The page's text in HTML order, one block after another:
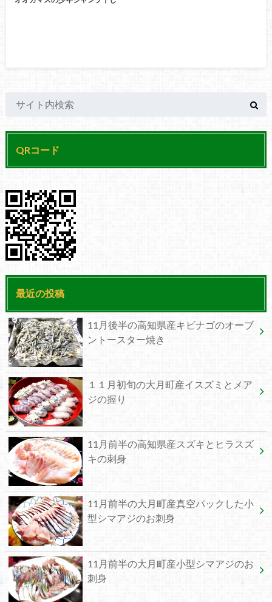
QRコード
最近の投稿
11月後半の高知県産キビナゴのオーブ
ントースター焼き
１１月初旬の大月町産イスズミとメア
ジの握り
11月前半の高知県産スズキとヒラスズ
キの刺身
11月前半の大月町産真空パックした小
型シマアジのお刺身
11月前半の大月町産小型シマアジのお
刺身